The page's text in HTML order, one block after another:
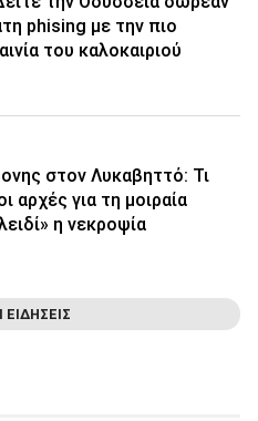
phising με την πιο
του καλοκαιριού
στον Λυκαβηττό: Τι
αρχές για τη μοιραία
η νεκροψία
ΕΙΔΗΣΕΙΣ